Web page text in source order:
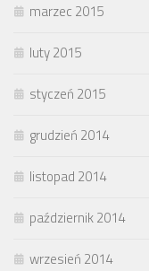
marzec 2015
luty 2015
styczeń 2015
grudzień 2014
listopad 2014
październik 2014
wrzesień 2014